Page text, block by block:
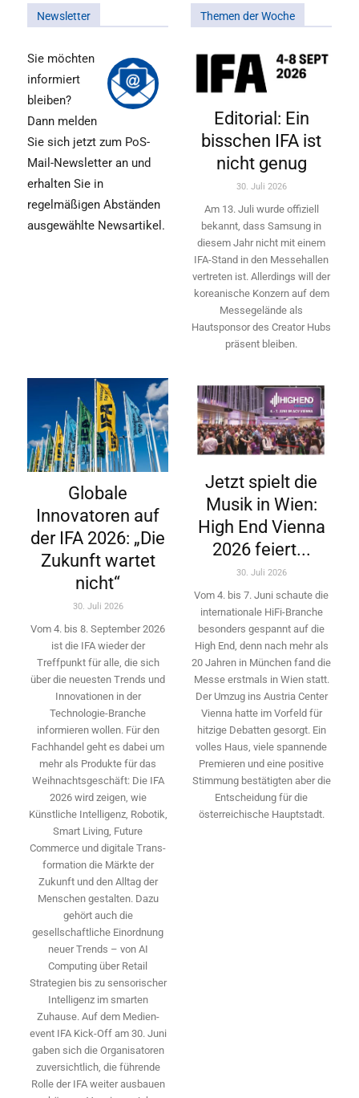
Newsletter
Sie möchten
informiert
bleiben?
Dann melden
Sie sich jetzt zum PoS-
Mail-Newsletter an und
erhalten Sie in
regelmäßigen Abständen
ausgewählte Newsartikel.
Themen der Woche
Editorial: Ein
bisschen IFA ist
nicht genug
30. Juli 2026
Am 13. Juli wurde offiziell
bekannt, dass Samsung in
diesem Jahr nicht mit einem
IFA-Stand in den Messehallen
vertreten ist. Allerdings will ­der
koreanische Konzern auf dem
Messegelände als
Hautsponsor des Creator Hubs
präsent bleiben.
Globale
Innovatoren auf
der IFA 2026: „Die
Zukunft wartet
nicht“
30. Juli 2026
Vom 4. bis 8. September 2026
ist die IFA wieder der
Treffpunkt für alle, die sich
über die neuesten Trends und
Innovationen in der
Technologie-­Branche
informieren wollen. Für den
Fachhandel geht es dabei um
mehr als Produkte für das
Weihnachtsgeschäft: Die IFA
2026 wird ­zeigen, wie
Künstliche Intelligenz, Robotik,
Smart Living, Future
Commerce und digitale Trans­
formation die Märkte der
Zukunft und den Alltag der
Menschen gestalten. Dazu
gehört auch die
gesellschaftliche Einordnung
neuer Trends – von AI
Computing über Retail
Strategien bis zu sensorischer
Intelligenz im smarten
Zuhause. Auf dem Medien­
event IFA Kick-Off am 30. Juni
gaben sich die Organisatoren
zuversichtlich, die führende
Rolle der IFA weiter ausbauen
Jetzt spielt die
Musik in Wien:
High End Vienna
2026 feiert...
30. Juli 2026
Vom 4. bis 7. Juni schaute die
internationale HiFi-Branche
besonders gespannt auf die
High End, denn nach mehr als
20 Jahren in München fand die
Messe erstmals in Wien statt.
Der Umzug ins Austria Center
Vienna hatte im Vorfeld für
hitzige Debatten gesorgt. Ein
volles Haus, viele spannende
Premieren und eine positive
Stimmung bestätigten aber die
Entscheidung für die
österreichische Hauptstadt.